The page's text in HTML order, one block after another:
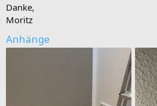
Danke,
Moritz
Anhänge